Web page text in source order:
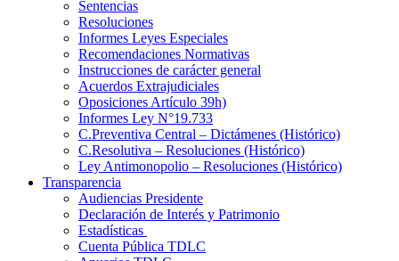
Sentencias
Resoluciones
Informes Leyes Especiales
Recomendaciones Normativas
Instrucciones de carácter general
Acuerdos Extrajudiciales
Oposiciones Artículo 39h)
Informes Ley N°19.733
C.Preventiva Central – Dictámenes (Histórico)
C.Resolutiva – Resoluciones (Histórico)
Ley Antimonopolio – Resoluciones (Histórico)
Transparencia
Audiencias Presidente
Declaración de Interés y Patrimonio
Estadísticas
Cuenta Pública TDLC